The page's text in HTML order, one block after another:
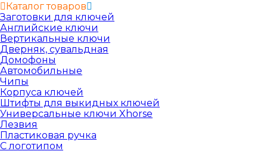
Каталог товаров
Заготовки для ключей
Английские ключи
Вертикальные ключи
Дверняк, сувальдная
Домофоны
Автомобильные
Чипы
Корпуса ключей
Штифты для выкидных ключей
Универсальные ключи Xhorse
Лезвия
Пластиковая ручка
С логотипом